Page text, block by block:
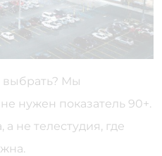
выбрать? Мы
нужен показатель 90+.
не телестудия, где